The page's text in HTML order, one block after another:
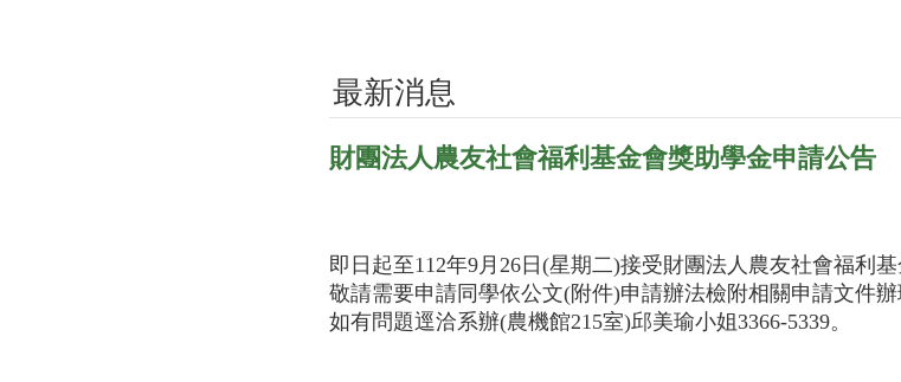
最新消息
財團法人農友社會福利基金會獎助學金申請公告
即日起至112年9月26日(星期二)接受財團法人農友社會福利
敬請需要申請同學依公文(附件)申請辦法檢附相關申請文件辦
如有問題逕洽系辦(農機館215室)邱美瑜小姐3366-5339。